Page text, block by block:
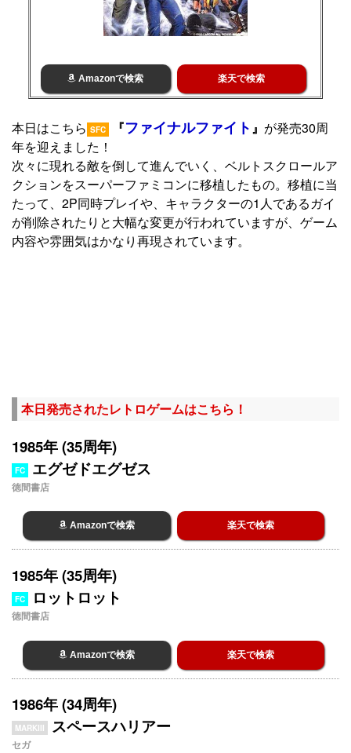
Amazonで検索 楽天で検索
本日はこちら SFC 『ファイナルファイト 』 が発売30周
年を迎えました！
次々に現れる敵を倒して進んでいく、ベルトスクロールア
クションをスーパーファミコンに移植したもの。移植に当
たって、2P同時プレイや、キャラクターの1人であるガイ
が削除されたりと大幅な変更が行われていますが、ゲーム
内容や雰囲気はかなり再現されています。
本日発売されたレトロゲームはこちら！
1985年 (35周年)
FC エグゼドエグゼス
徳間書店
Amazonで検索 楽天で検索
1985年 (35周年)
FC ロットロット
徳間書店
Amazonで検索 楽天で検索
1986年 (34周年)
MARKIII スペースハリアー
セガ